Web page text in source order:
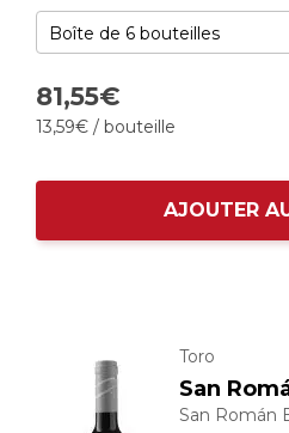
81,55€
13,59€ / bouteille
AJOUTER
Toro
San
San Román